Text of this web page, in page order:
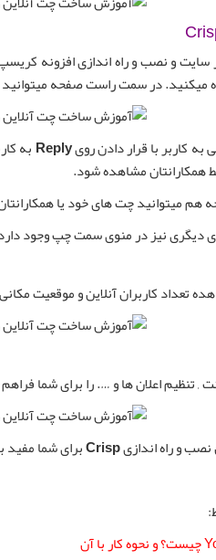
و نصب و راه اندازی افزونه
میکنید. در سمت راست صفحه میتوانید
کاربر با قرار دادن رویReply به
همکارانتان مشاهده شود.
میتوانید چت های خود یا همکارانتان
دیگری نیز در منوی سمت چپ وجود
تعداد کاربران آنلاین و موقعیت
, تنظیم اعلان ها و …. را برای شما
و راه اندازیCrispبرای شما مفید